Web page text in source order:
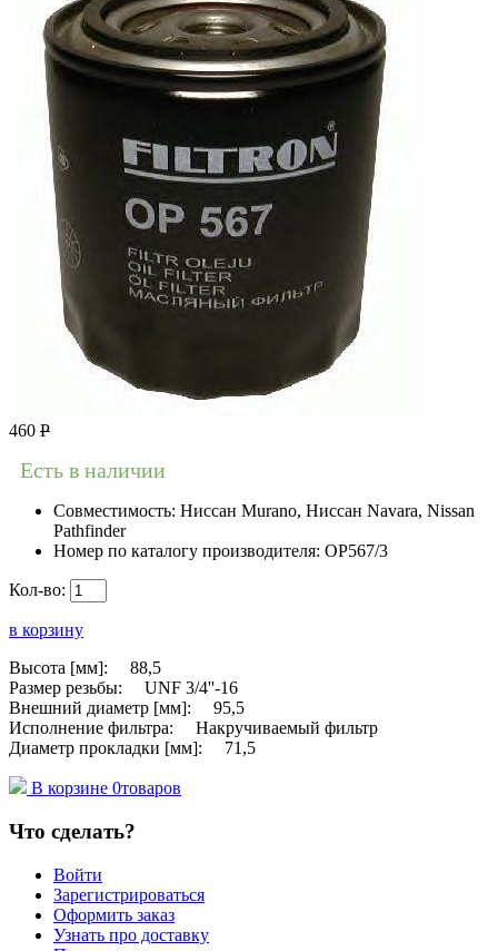
460 Р
Есть в наличии
Совместимость: Ниссан Murano, Ниссан Navara, Nissan
Pathfinder
Номер по каталогу производителя: OP567/3
Кол-во:
в корзину
Высота [мм]: 88,5
Размер резьбы: UNF 3/4''-16
Внешний диаметр [мм]: 95,5
Исполнение фильтра: Накручиваемый фильтр
Диаметр прокладки [мм]: 71,5
В корзине 0товаров
Что сделать?
Войти
Зарегистрироваться
Оформить заказ
Узнать про доставку